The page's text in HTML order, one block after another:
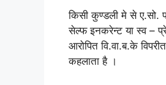
किसी कुण्डली मे से ए.सो.
सेल्फ इनकरेन्ट या स्व –
आरोपित वि.वा.ब.के
कहलाता है ।